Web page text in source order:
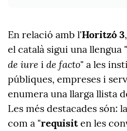
En relació amb l'Horitzó 3
el català sigui una
de iure i de facto" a les
públiques, empreses i
enumera una llarga llista
Les més destacades són:
com a "requisiten les